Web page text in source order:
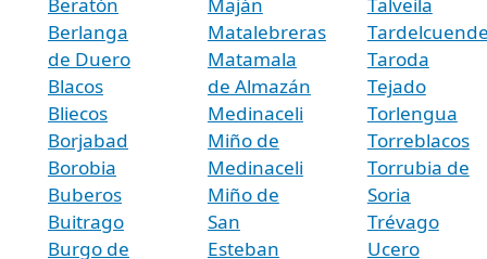
Berlanga
de Duero
Blacos
Bliecos
Borjabad
Borobia
Buberos
Buitrago
Burgo de
Matalebreras
Matamala
de Almazán
Medinaceli
Miño de
Medinaceli
Miño de
San
Esteban
Taroda
Tejado
Torlengua
Torreblacos
Torrubia de
Soria
Trévago
Ucero